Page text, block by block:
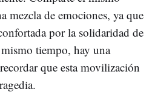
mezcla de emociones, ya que
por la solidaridad de
tiempo, hay una
que esta movilización